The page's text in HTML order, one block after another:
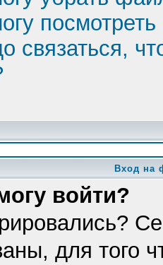
связаться,
Вход на
войти?
для того